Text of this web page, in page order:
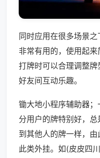
同时应用在很多场景
非常有用的，使用起
打牌时可以合理调整
好友间互动乐趣。
锄大地小程序辅助器
分用户的牌特别好，
到其他人的牌一样，
此类外挂。如(皮皮四